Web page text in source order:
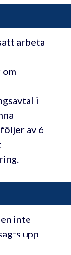
arbeta
om
i
av 6
inte
upp